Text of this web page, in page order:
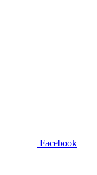
Facebook